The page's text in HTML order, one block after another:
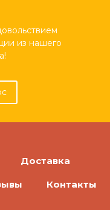
из нашего
Доставка
Контакты